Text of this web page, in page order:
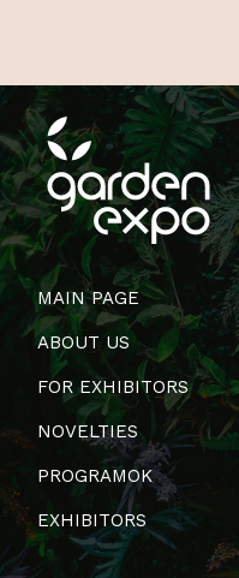
MAIN PAGE
ABOUT US
FOR EXHIBITORS
NOVELTIES
PROGRAMOK
EXHIBITORS